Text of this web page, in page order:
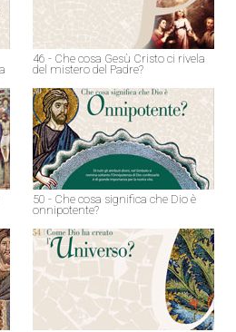
46 - Che cosa Gesù Cristo ci rivela
del mistero del Padre?
50 - Che cosa significa che Dio è
onnipotente?